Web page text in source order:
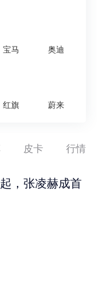
宝马 奥迪
红旗 蔚来
皮卡 行情
，张凌赫成首